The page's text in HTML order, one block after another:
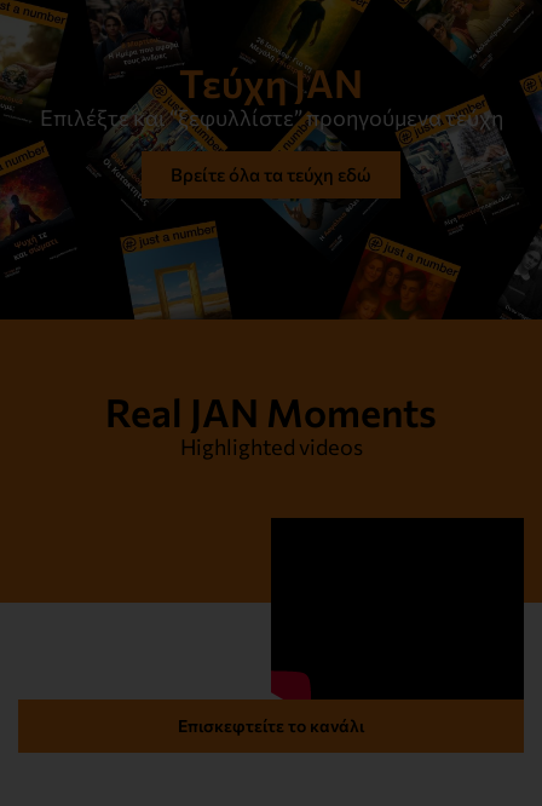
Τεύχη JAN
Επιλέξτε και “ξεφυλλίστε” προηγούμενα τεύχη
Βρείτε όλα τα τεύχη εδώ
Real JAN Moments
Highlighted videos
Επισκεφτείτε το κανάλι